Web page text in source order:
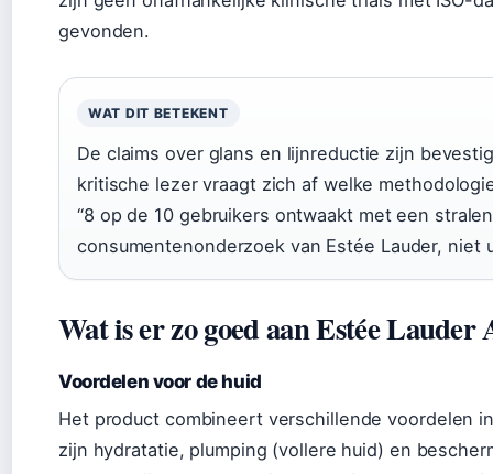
gevonden.
WAT DIT BETEKENT
De claims over glans en lijnreductie zijn
kritische lezer vraagt zich af welke
“8 op de 10 gebruikers ontwaakt met een
consumentenonderzoek van Estée Lauder, niet
Wat is er zo goed aan Estée
Voordelen voor de huid
Het product combineert verschillende voordelen
zijn hydratatie, plumping (vollere huid) en